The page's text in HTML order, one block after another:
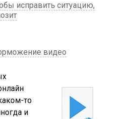
исправить ситуацию,
видео
то
и